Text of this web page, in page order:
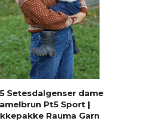
Setesdalgenser dame
Pt5 Sport |
Rauma Garn